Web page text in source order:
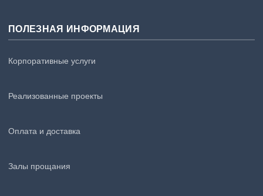
ПОЛЕЗНАЯ ИНФОРМАЦИЯ
Корпоративные услуги
Реализованные проекты
Оплата и доставка
Залы прощания